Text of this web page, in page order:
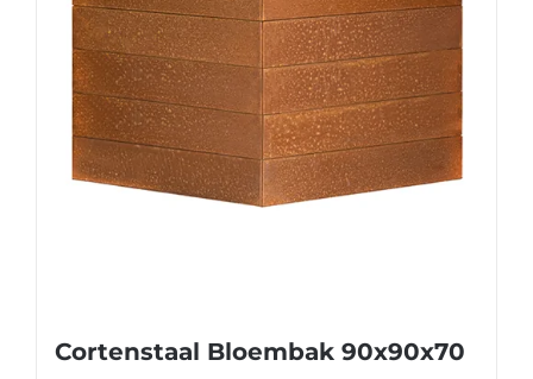
Cortenstaal Bloembak 90x90x70